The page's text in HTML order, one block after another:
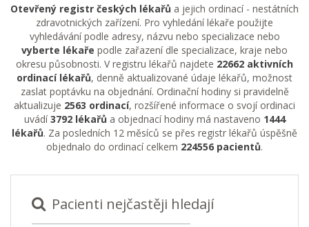
Otevřený registr českých lékařů a jejich ordinací - nestátních
zdravotnických zařízení. Pro vyhledání lékaře použijte
vyhledávání podle adresy, názvu nebo specializace nebo
vyberte lékaře podle zařazení dle specializace, kraje nebo
okresu působnosti. V registru lékařů najdete 22662 aktivních
ordinací lékařů, denně aktualizované údaje lékařů, možnost
zaslat poptávku na objednání. Ordinační hodiny si pravidelně
aktualizuje 2563 ordinací, rozšířené informace o svojí ordinaci
uvádí3792 lékařů a objednací hodiny má nastaveno 1444
lékařů. Za posledních 12 měsíců se přes registr lékařů úspěšně
objednalo do ordinací celkem 224556 pacientů.
Pacienti nejčastěji hledají